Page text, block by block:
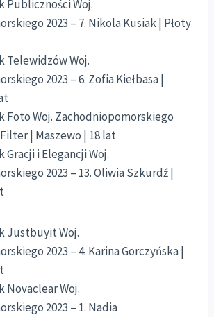
Publiczności Woj.
2023 – 7. Nikola Kusiak | Płoty
Telewidzów Woj.
2023 – 6. Zofia Kiełbasa |
Foto Woj. Zachodniopomorskiego
Filter | Maszewo | 18 lat
i Elegancji Woj.
2023 – 13. Oliwia Szkurdź |
Justbuyit Woj.
2023 – 4. Karina Gorczyńska |
Novaclear Woj.
2023 – 1. Nadia